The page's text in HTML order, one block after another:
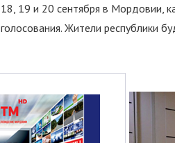
18, 19 и 20 сентября в Мордовии,
голосования. Жители республики